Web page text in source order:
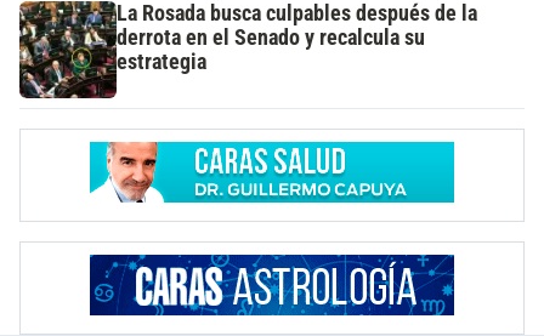
La Rosada busca culpables después de la
derrota en el Senado y recalcula su
estrategia